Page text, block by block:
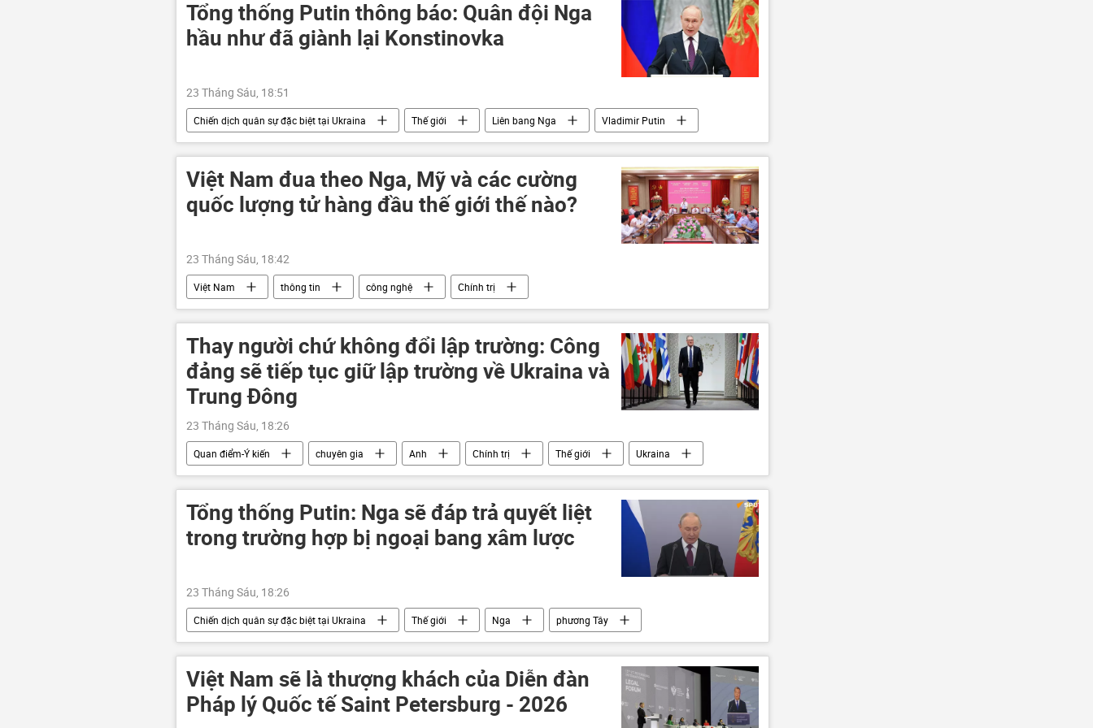
Tổng thống Putin thông báo: Quân đội Nga
hầu như đã giành lại Konstinovka
23 Tháng Sáu, 18:51
Chiến dịch quân sự đặc biệt tại Ukraina Thế giới Liên bang Nga
Vladimir Putin
Chính trị
Quân đội Nga Cuộc khủng hoảng ở Ukraina Ukraina
Kiev
xung đột quân sự
Châu Âu
Việt Nam đua theo Nga, Mỹ và các cường
quốc lượng tử hàng đầu thế giới thế nào?
23 Tháng Sáu, 18:42
Việt Nam thông tin công nghệ Chính trị
Thay người chứ không đổi lập trường: Công
đảng sẽ tiếp tục giữ lập trường về Ukraina và
Trung Đông
23 Tháng Sáu, 18:26
Quan điểm-Ý kiến chuyên gia Anh Chính trị Thế giới
Ukraina
Trung Quốc
Trung Đông
Tổng thống Putin: Nga sẽ đáp trả quyết liệt
trong trường hợp bị ngoại bang xâm lược
23 Tháng Sáu, 18:26
Chiến dịch quân sự đặc biệt tại Ukraina Thế giới Nga
phương Tây
Châu Âu
hợp tác Chính trị Chính sách Quân đội Nga
Việt Nam sẽ là thượng khách của Diễn đàn
Pháp lý Quốc tế Saint Petersburg - 2026